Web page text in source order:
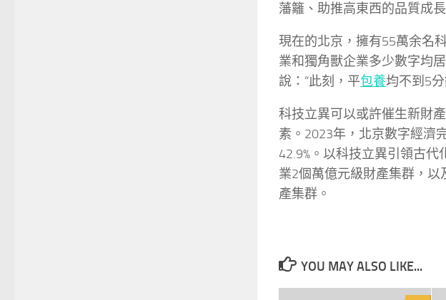
藩籬、助推高東西的品質成長
現在的北京，擁有55萬余名
業和獨角獸企業多少數字均
說：“此刻，平包養均不到5
科技立異可以或許催生新財
素。2023年，北京數字經濟
42.9%。以科技立異引領古
業2個萬億元級財產集群，
產集群。
YOU MAY ALSO LIKE...